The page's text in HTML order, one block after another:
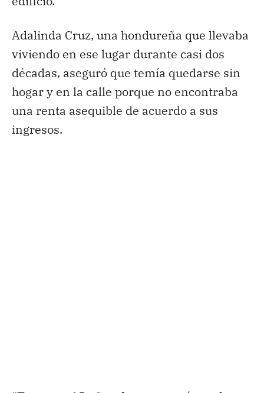
Adalinda Cruz, una hondureña que llevaba
viviendo en ese lugar durante casi dos
décadas, aseguró que temía quedarse sin
hogar y en la calle porque no encontraba
una renta asequible de acuerdo a sus
ingresos.